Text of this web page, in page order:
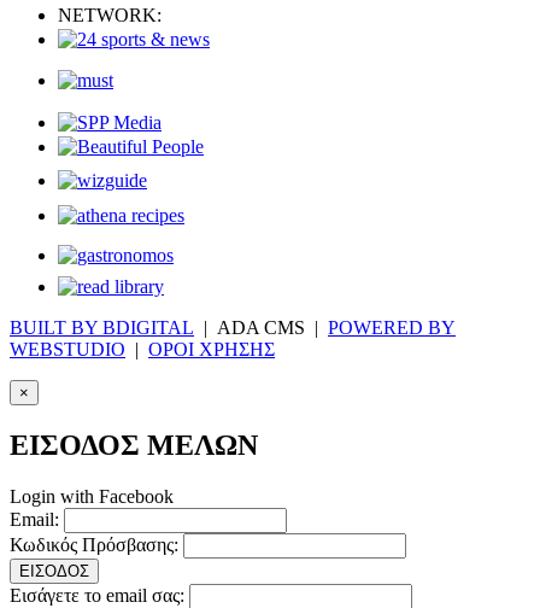
NETWORK:
BUILT BY BDIGITAL | ADA CMS | POWERED BY
WEBSTUDIO | ΟΡΟΙ ΧΡΗΣΗΣ
×
ΕΙΣΟΔΟΣ ΜΕΛΩΝ
Login with Facebook
Email:
Κωδικός Πρόσβασης:
ΕΙΣΟΔΟΣ
Εισάγετε το email σας: